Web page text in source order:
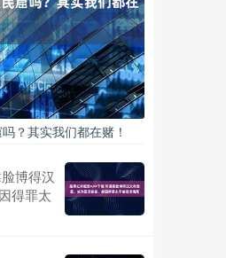
？其实我们都在赌！
博得汉
得罪太